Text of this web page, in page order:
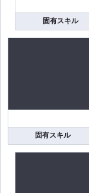
固有スキル
固有スキル